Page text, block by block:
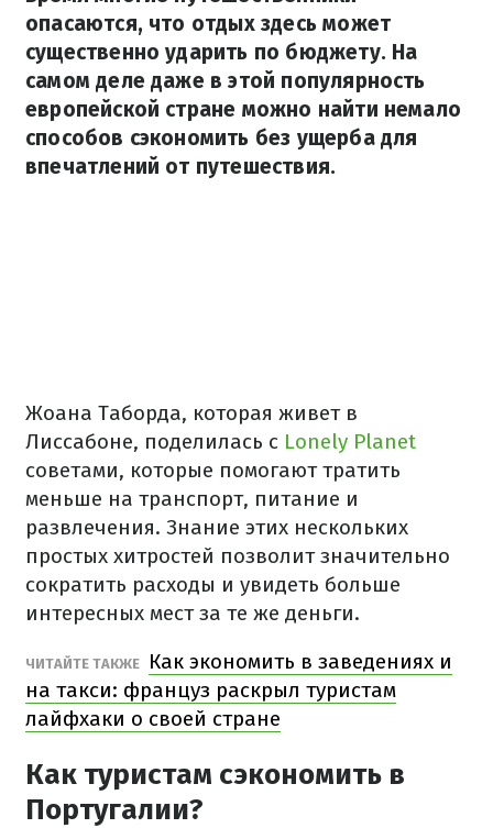
опасаются, что отдых здесь может
существенно ударить по бюджету. На
самом деле даже в этой популярность
европейской стране можно найти немало
способов сэкономить без ущерба для
впечатлений от путешествия.
Жоана Таборда, которая живет в
Лиссабоне, поделилась с Lonely Planet
советами, которые помогают тратить
меньше на транспорт, питание и
развлечения. Знание этих нескольких
простых хитростей позволит значительно
сократить расходы и увидеть больше
интересных мест за те же деньги.
ЧИТАЙТЕ ТАКЖЕ
Как экономить в заведениях и
на такси: француз раскрыл туристам
лайфхаки о своей стране
Как туристам сэкономить в
Португалии?